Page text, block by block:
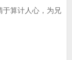
于算计人心，为兄